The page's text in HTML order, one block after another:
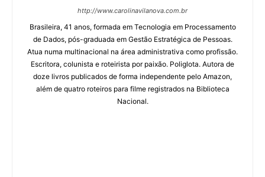
http://www.carolinavilanova.com.br
Brasileira, 41 anos, formada em Tecnologia em Processamento
de Dados, pós-graduada em Gestão Estratégica de Pessoas.
Atua numa multinacional na área administrativa como profissão.
Escritora, colunista e roteirista por paixão. Poliglota. Autora de
doze livros publicados de forma independente pelo Amazon,
além de quatro roteiros para filme registrados na Biblioteca
Nacional.